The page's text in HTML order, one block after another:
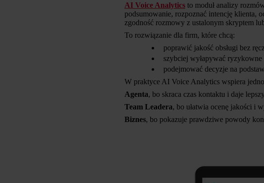
AI Voice Analytics to moduł analizy
podsumowanie, rozpoznać intencję klienta,
zgodność rozmowy z ustalonym skryptem
To rozwiązanie dla firm, które chcą:
poprawić jakość obsługi bez
szybciej wyłapywać
podejmować decyzje na
W praktyce AI Voice Analytics wspiera
Agenta, bo skraca czas kontaktu i daje
Team Leadera, bo ułatwia ocenę jakości i
Biznes, bo pokazuje prawdziwe powody